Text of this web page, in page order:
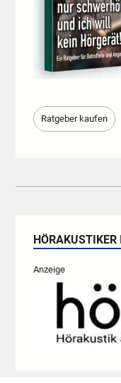
Ratgeber kaufen
Anzeige